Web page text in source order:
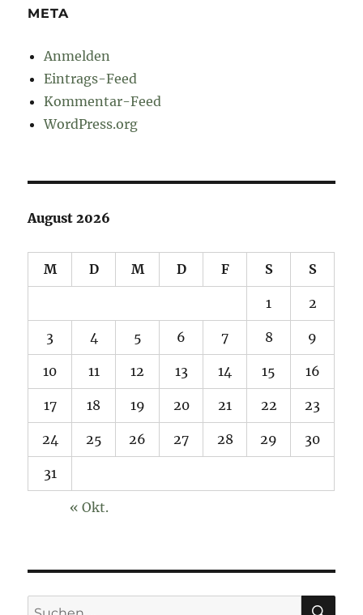
META
Anmelden
Eintrags-Feed
Kommentar-Feed
WordPress.org
August 2026
M D M D F S S
1 2
3 4 5 6 7 8 9
10 11 12 13 14 15 16
17 18 19 20 21 22 23
24 25 26 27 28 29 30
31
« Okt.
Suchen